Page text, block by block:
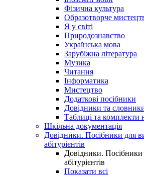
Фізична культура
Образотворче
Я у світі
Природознавство
Українська мова
Зарубіжна література
Музика
Читання
Інформатика
Мистецтво
Додаткові посібники
Довідники та
Таблиці та комплекти
Шкільна документація
Довідники. Посібники для
абітурієнтів
Довідники. Посібники
абітурієнтів
Показати всі